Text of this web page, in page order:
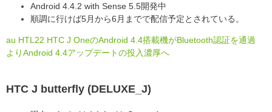
Android 4.4.2 with Sense 5.5開発中
順調に行けば5月から6月までで配信予定とされている。
au HTL22 HTC J OneのAndroid 4.4搭載機がBluetooth認証を通過
よりAndroid 4.4アップデートの投入濃厚へ
HTC J butterfly (DELUXE_J)